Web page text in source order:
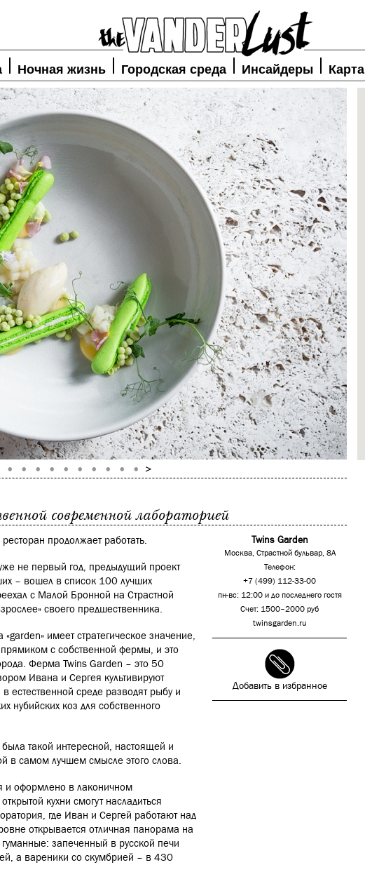
Ночная жизнь Городская среда Инсайдеры Карта
современной лабораторией
Twins Garden
Москва, Страстной бульвар, 8А
Телефон:
+7 (499) 112-33-00
пн-вс: 12:00 и до последнего гостя
Счет: 1500–2000 руб
twinsgarden.ru
Добавить в избранное
продолжает работать.
не первый год, предыдущий проект
– вошел в список 100 лучших
с Малой Бронной на Страстной
своего предшественника.
имеет стратегическое значение,
с собственной фермы, и это
Ферма Twins Garden – это 50
Ивана и Сергея культивируют
естественной среде разводят рыбу и
нубийских коз для собственного
такой интересной, настоящей и
в самом лучшем смысле этого слова.
и оформлено в лаконичном
кухни смогут насладиться
где Иван и Сергей работают над
открывается отличная панорама на
запеченный в русской печи
а вареники со скумбрией – в 430